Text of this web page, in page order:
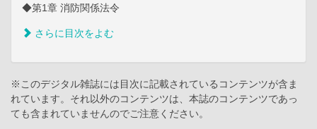
◆第1章 消防関係法令
さらに目次をよむ
※このデジタル雑誌には目次に記載されているコンテンツが含ま
れています。それ以外のコンテンツは、本誌のコンテンツであっ
ても含まれていませんのでご注意ください。